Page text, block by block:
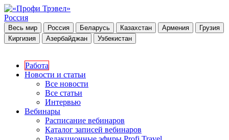
Россия
Весь мир Россия Беларусь Казахстан Армения
Грузия
Киргизия
Азербайджан Узбекистан
Работа
Новости и статьи
Все новости
Все статьи
Интервью
Вебинары
Расписание вебинаров
Каталог записей вебинаров